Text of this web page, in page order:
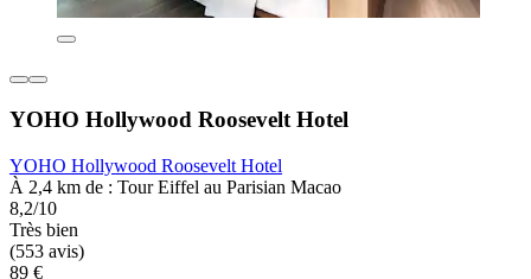
YOHO Hollywood Roosevelt Hotel
YOHO Hollywood Roosevelt Hotel
À 2,4 km de : Tour Eiffel au Parisian Macao
8,2/10
Très bien
(553 avis)
89 €